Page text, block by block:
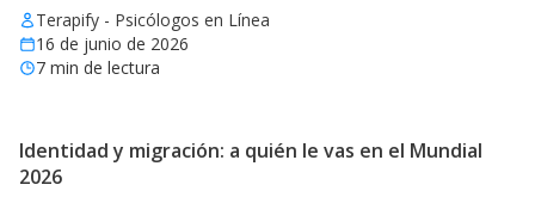
Terapify - Psicólogos en Línea
16 de junio de 2026
7 min de lectura
Identidad y migración: a quién le vas en el Mundial
2026